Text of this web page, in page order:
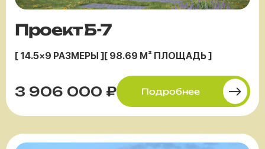
Проект Б-7
[ 14.5×9 РАЗМЕРЫ ] [ 98.69 М² ПЛОЩАДЬ ]
3 906 000 ₽ Подробнее